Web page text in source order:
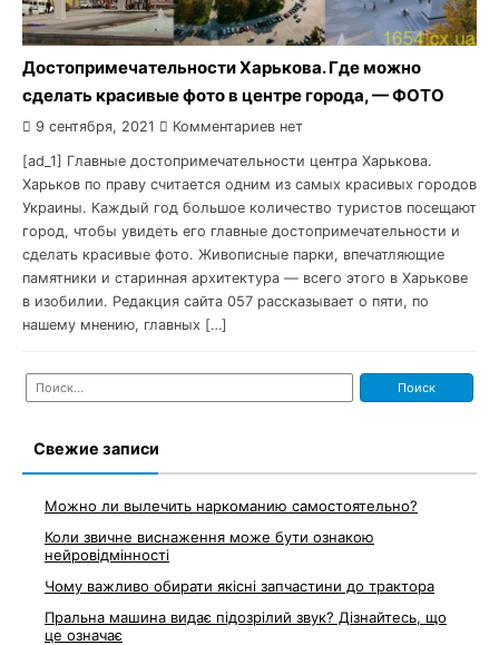
Достопримечательности Харькова. Где можно
сделать красивые фото в центре города, — ФОТО
9 сентября, 2021 Комментариев нет
[ad_1] Главные достопримечательности центра Харькова.
Харьков по праву считается одним из самых красивых городов
Украины. Каждый год большое количество туристов посещают
город, чтобы увидеть его главные достопримечательности и
сделать красивые фото. Живописные парки, впечатляющие
памятники и старинная архитектура — всего этого в Харькове
в изобилии. Редакция сайта 057 рассказывает о пяти, по
нашему мнению, главных […]
Найти:
Свежие записи
Можно ли вылечить наркоманию самостоятельно?
Коли звичне виснаження може бути ознакою
нейровідмінності
Чому важливо обирати якісні запчастини до трактора
Пральна машина видає підозрілий звук? Дізнайтесь, що
це означає